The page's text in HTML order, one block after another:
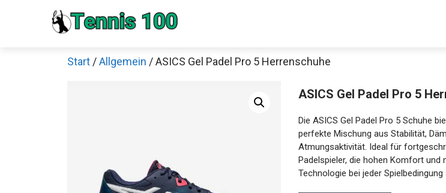
Start /Allgemein / ASICS Gel Padel Pro 5 Herrenschuhe
ASICS Gel Padel Pro 5
Die ASICS Gel Padel Pro 5 Schuhe
perfekte Mischung aus Stabilität,
Atmungsaktivität. Ideal für
Padelspieler, die hohen Komfort und
Technologie bei jeder Spielbedingung
Jetzt